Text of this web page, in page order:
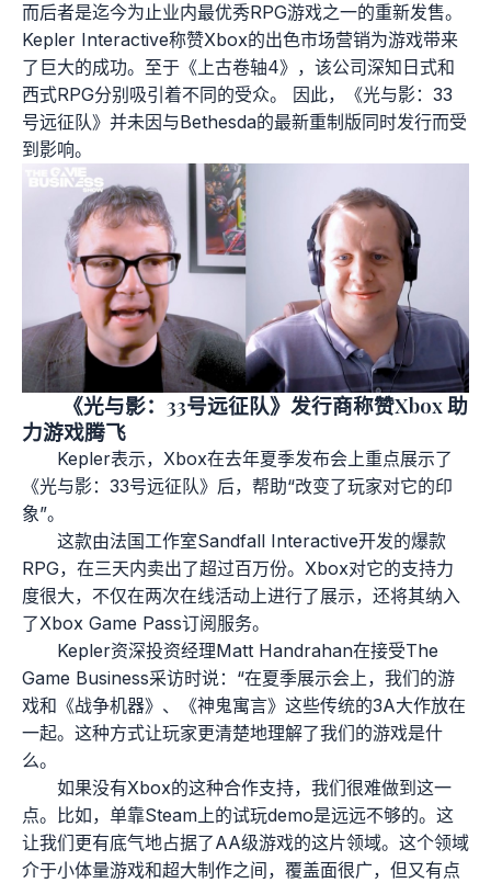
而后者是迄今为止业内最优秀RPG游戏之一的重新发售。
Kepler Interactive称赞Xbox的出色市场营销为游戏带来
了巨大的成功。至于《上古卷轴4》，该公司深知日式和
西式RPG分别吸引着不同的受众。 因此，《光与影：33
号远征队》并未因与Bethesda的最新重制版同时发行而受
到影响。
《光与影：33号远征队》发行商称赞Xbox 助
力游戏腾飞
Kepler表示，Xbox在去年夏季发布会上重点展示了
《光与影：33号远征队》后，帮助“改变了玩家对它的印
象”。
这款由法国工作室Sandfall Interactive开发的爆款
RPG，在三天内卖出了超过百万份。Xbox对它的支持力
度很大，不仅在两次在线活动上进行了展示，还将其纳入
了Xbox Game Pass订阅服务。
Kepler资深投资经理Matt Handrahan在接受The
Game Business采访时说：“在夏季展示会上，我们的游
戏和《战争机器》、《神鬼寓言》这些传统的3A大作放在
一起。这种方式让玩家更清楚地理解了我们的游戏是什
么。
如果没有Xbox的这种合作支持，我们很难做到这一
点。比如，单靠Steam上的试玩demo是远远不够的。这
让我们更有底气地占据了AA级游戏的这片领域。这个领域
介于小体量游戏和超大制作之间，覆盖面很广，但又有点